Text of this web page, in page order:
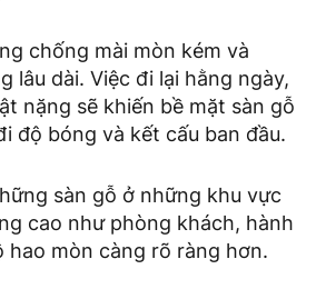
chống mài mòn kém và
lâu dài. Việc đi lại hằng ngày,
nặng sẽ khiến bề mặt sàn gỗ
độ bóng và kết cấu ban đầu.
sàn gỗ ở những khu vực
cao như phòng khách, hành
mòn càng rõ ràng hơn.